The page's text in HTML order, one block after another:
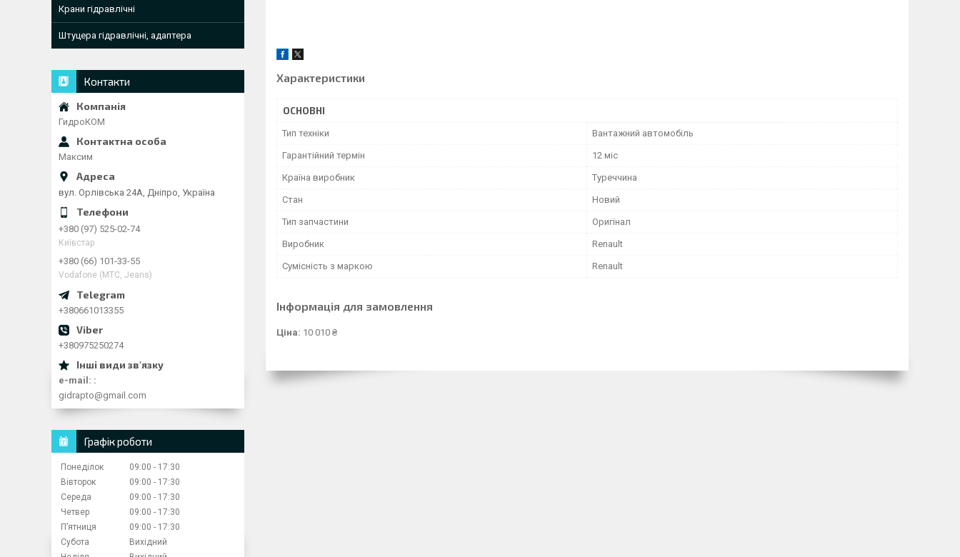
Характеристики
ОСНОВНІ
Тип техніки Вантажний автомобіль
Гарантійний термін 12 міс
Країна виробник Туреччина
Стан Новий
Тип запчастини Оригінал
Виробник Renault
Сумісність з маркою Renault
Інформація для замовлення
Ціна: 10 010 ₴
Крани гідравлічні
Штуцера гідравлічні, адаптера
Контакти
ГидроКОМ
Максим
вул. Орлівська 24А, Дніпро, Україна
+380 (97) 525-02-74
Київстар
+380 (66) 101-33-55
Vodafone (МТС, Jeans)
+380661013355
+380975250274
e-mail:
gidrapto@gmail.com
Графік роботи
Понеділок 09:00
17:30
Вівторок
09:00
17:30
Середа
09:00
17:30
Четвер
09:00
17:30
Пʼятниця
09:00
17:30
Субота
Вихідний